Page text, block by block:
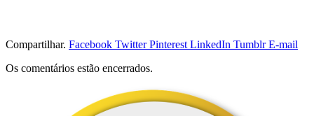
Compartilhar. Facebook Twitter Pinterest LinkedIn Tumblr E-mail
Os comentários estão encerrados.